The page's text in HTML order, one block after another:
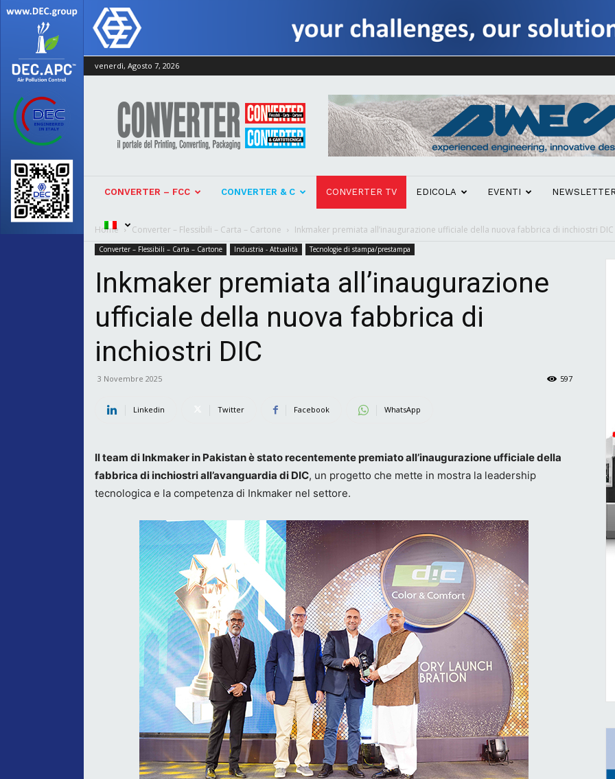
venerdì, Agosto 7, 2026
Converter
CONVERTER – FCC CONVERTER & C CONVERTER TV EDICOLA EVENTI
Home Converter – Flessibili – Carta – Cartone Inkmaker premiata all’inaugurazione ufficiale della nuova fabbrica di inchiostri DIC
Converter – Flessibili – Carta – Cartone Industria - Attualità Tecnologie di stampa/prestampa
Inkmaker premiata all’inaugurazione
ufficiale della nuova fabbrica di
inchiostri DIC
3 Novembre 2025 597
Linkedin Twitter Facebook WhatsApp
Il team di Inkmaker in Pakistan è stato recentemente premiato all’inaugurazione ufficiale della
fabbrica di inchiostri all’avanguardia di DIC, un progetto che mette in mostra la leadership
tecnologica e la competenza di Inkmaker nel settore.